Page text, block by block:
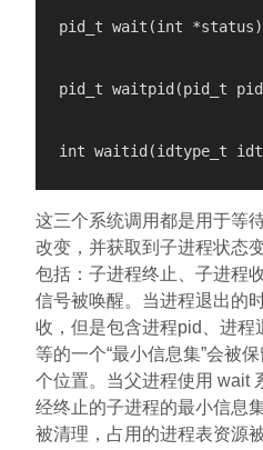
pid_t wait(int
pid_t waitpid(pid_t
这三个系统调用都是用于等
改变，并获取到子进程状态
包括：子进程终止、子进程
信号被唤醒。当进程退出的
收，但是包含进程pid、进程
等的一个“最小信息集”会被
个位置。当父进程使用 wait
经终止的子进程的最小信息
被清理，占用的进程表资源